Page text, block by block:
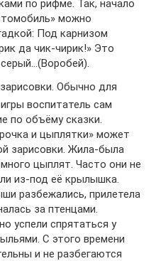
по рифме. Так, начало
можно
Под карнизом
да чик-чирик!» Это
Обычно для
воспитатель сам
по объёму сказки.
и цыплятки» может
зарисовки. Жила-была
цыплят. Часто они не
из-под её крылышка.
разбежались, прилетела
за птенцами.
успели спрятаться у
С этого времени
и не разбегаются